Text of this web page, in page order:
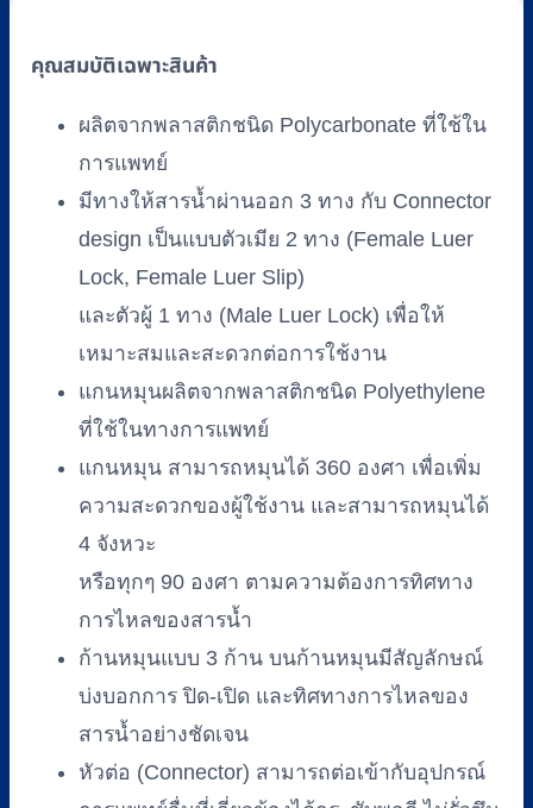
Way
Stopcock)
R-
Lock)
ยี่ห้อ
NIPRO
ขาว
3
ก้าน)
คุณสมบัติเฉพาะสินค้า
ผลิตจากพลาสติกชนิด Polycarbonate ที่ใช้ใน
การแพทย์
มีทางให้สารน้ำผ่านออก 3 ทาง กับ Connector
design เป็นแบบตัวเมีย 2 ทาง (Female Luer
Lock, Female Luer Slip)
และตัวผู้ 1 ทาง (Male Luer Lock) เพื่อให้
เหมาะสมและสะดวกต่อการใช้งาน
แกนหมุนผลิตจากพลาสติกชนิด Polyethylene
ที่ใช้ในทางการแพทย์
แกนหมุน สามารถหมุนได้ 360 องศา เพื่อเพิ่ม
ความสะดวกของผู้ใช้งาน และสามารถหมุนได้
4 จังหวะ
หรือทุกๆ 90 องศา ตามความต้องการทิศทาง
การไหลของสารน้ำ
ก้านหมุนแบบ 3 ก้าน บนก้านหมุนมีสัญลักษณ์
บ่งบอกการ ปิด-เปิด และทิศทางการไหลของ
สารน้ำอย่างชัดเจน
หัวต่อ (Connector) สามารถต่อเข้ากับอุปกรณ์